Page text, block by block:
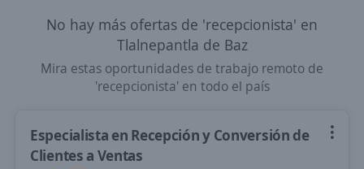
No hay más ofertas de 'recepcionista' en
Tlalnepantla de Baz
Mira estas oportunidades de trabajo remoto de
'recepcionista' en todo el país
Especialista en Recepción y Conversión de
Clientes a Ventas